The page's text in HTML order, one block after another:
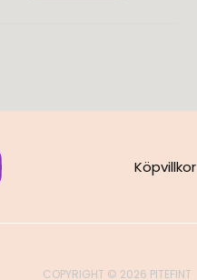
Köpvillkor
COPYRIGHT © 2026 PITEFINT